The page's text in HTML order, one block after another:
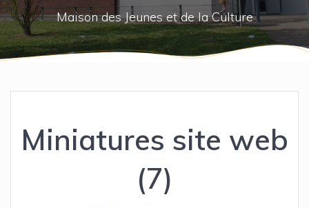
Maison des Jeunes et de la Culture
Miniatures site web
(7)